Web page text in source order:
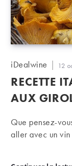
Auteur/autrice
la
publication :
iDealwine 12
RECETTE
AUX
Que pensez-
aller avec un